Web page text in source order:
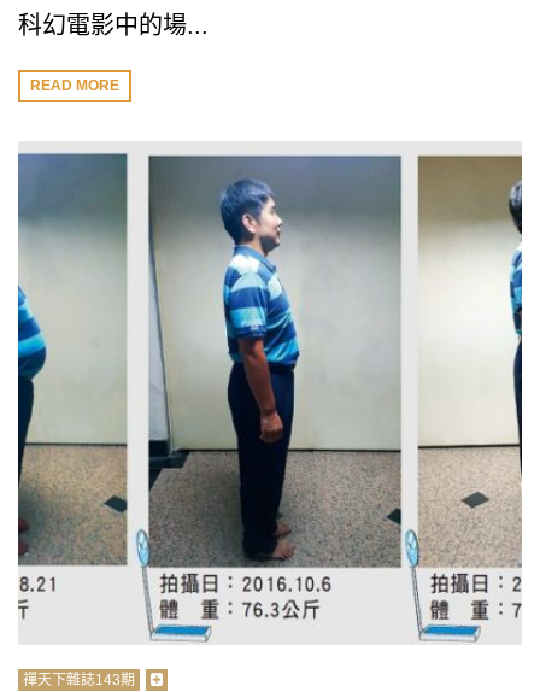
科幻電影中的場...
READ MORE
禪天下雜誌143期